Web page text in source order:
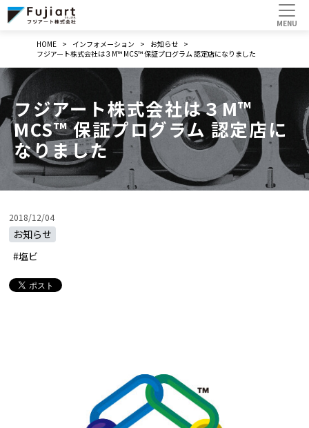
HOME インフォメーション
お知らせ
フジアート株式会社は３M™ MCS™ 保証プログラム 認定店になりました
フジアート株式会社は３M™
MCS™ 保証プログラム 認定店に
なりました
2018/12/04
お知らせ
#塩ビ